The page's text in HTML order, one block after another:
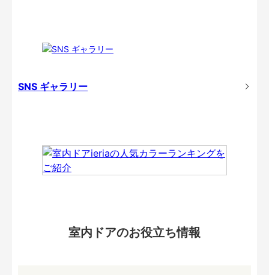
SNS ギャラリー
室内ドアのお役立ち情報